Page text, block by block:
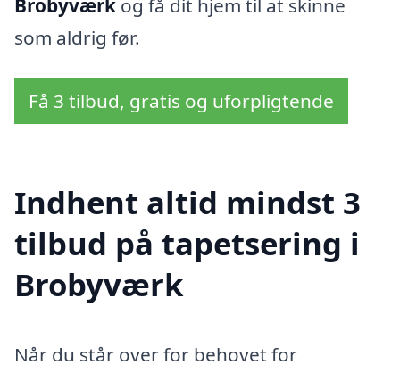
Brobyværk og få dit hjem til at skinne
som aldrig før.
Få 3 tilbud, gratis og uforpligtende
Indhent altid mindst 3
tilbud på tapetsering i
Brobyværk
Når du står over for behovet for